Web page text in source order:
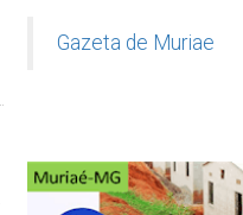
Gazeta de Muriae